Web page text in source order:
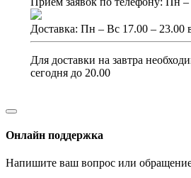
Доставка: Пн – Вс 17.00 – 23.00
Для доставки на завтра
сегодня до 20.00
Онлайн поддержка
Напишите ваш вопрос или